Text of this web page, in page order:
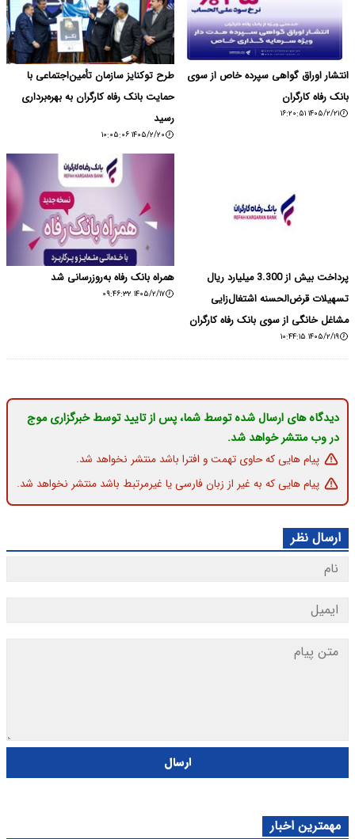
انتشار اوراق گواهی سپرده خاص از سوی
بانک رفاه کارگران
۱۴۰۵/۲/۲۱ ۱۶:۲۰:۵۱
طرح توکنایز سازمان تأمین‌اجتماعی با
حمایت بانک رفاه کارگران به بهره‌برداری
رسید
۱۴۰۵/۲/۲۰ ۱۰:۰۵:۰۶
پرداخت بیش از 3.300 میلیارد ریال
تسهیلات قرض‌الحسنه اشتغال‌زایی
مشاغل خانگی از سوی بانک رفاه کارگران
۱۴۰۵/۲/۱۹ ۱۰:۴۴:۱۵
همراه بانک رفاه به‌روزرسانی شد
۱۴۰۵/۲/۱۷ ۰۹:۴۶:۳۲
دیدگاه های ارسال شده توسط شما، پس از تایید توسط خبرگزاری موج
در وب منتشر خواهد شد.
پیام هایی که حاوی تهمت و افترا باشد منتشر نخواهد شد.
پیام هایی که به غیر از زبان فارسی یا غیرمرتبط باشد منتشر نخواهد شد.
ارسال نظر
ارسال
مهمترین اخبار